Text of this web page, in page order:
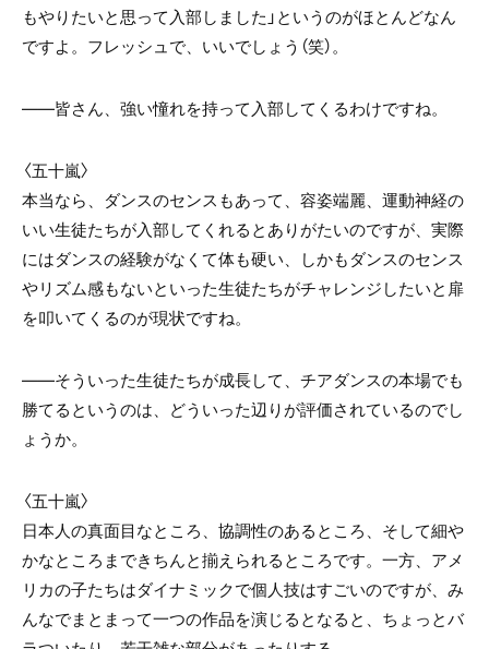
もやりたいと思って入部しました」というのがほとんどなん
ですよ。フレッシュで、いいでしょう（笑）。
――皆さん、強い憧れを持って入部してくるわけですね。
〈五十嵐〉
本当なら、ダンスのセンスもあって、容姿端麗、運動神経の
いい生徒たちが入部してくれるとありがたいのですが、実際
にはダンスの経験がなくて体も硬い、しかもダンスのセンス
やリズム感もないといった生徒たちがチャレンジしたいと扉
を叩いてくるのが現状ですね。
――そういった生徒たちが成長して、チアダンスの本場でも
勝てるというのは、どういった辺りが評価されているのでし
ょうか。
〈五十嵐〉
日本人の真面目なところ、協調性のあるところ、そして細や
かなところまできちんと揃えられるところです。一方、アメ
リカの子たちはダイナミックで個人技はすごいのですが、み
んなでまとまって一つの作品を演じるとなると、ちょっとバ